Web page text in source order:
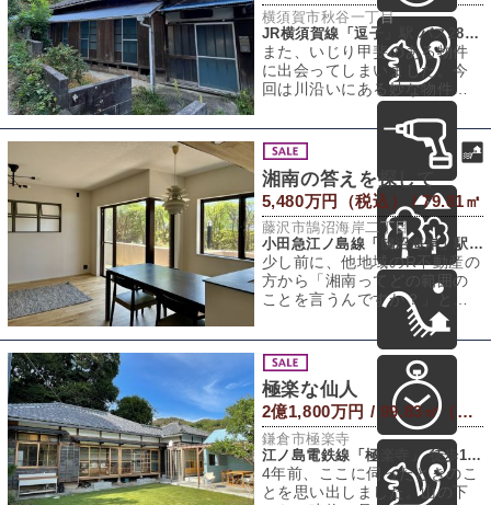
横須賀市秋谷一丁目
JR横須賀線「逗子」駅 バス28分 「秋谷」バス停 徒歩5分
また、いじり甲斐のある物件
に出会ってしまいました。今
回は川沿いにある妙な物件で
す。うまくやれば結構化けそ
うな予感がしてお
湘南の答えを探して
5,480万円（税込） / 79.81㎡
藤沢市鵠沼海岸二丁目
小田急江ノ島線「鵠沼海岸」駅 徒歩6分
少し前に、他地域のR不動産の
方から「湘南ってどの範囲の
ことを言うんですか？」と質
問されました。「湘南とは」
と聞かれて、生
極楽な仙人
2億1,800万円 / 99.83㎡（建物） 2,304.8㎡（敷地）
鎌倉市極楽寺
江ノ島電鉄線「極楽寺」 徒歩10分
4年前、ここに伺ったときのこ
とを思い出しました。山の下